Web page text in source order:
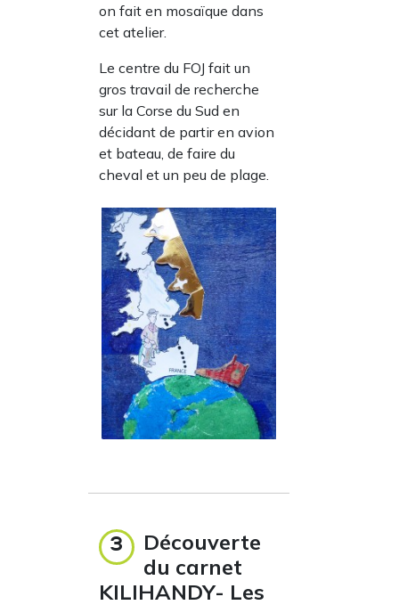
on fait en mosaïque dans
cet atelier.
Le centre du FOJ fait un
gros travail de recherche
sur la Corse du Sud en
décidant de partir en avion
et bateau, de faire du
cheval et un peu de plage.
3
Découverte
du carnet
KILIHANDY- Les